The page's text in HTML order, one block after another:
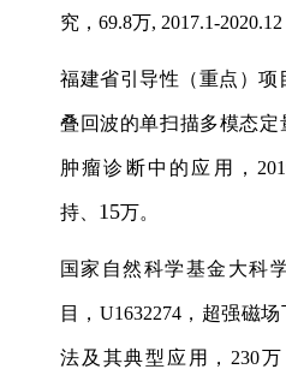
究， 69.8万, 2017.1-2020.12
福建省引导性（重点）项
叠回波的单扫描多模态
肿瘤诊断中的应用，
持、 15万。
国家自然科学基金大科
目， U1632274，超强磁场
法及其典型应用， 230万